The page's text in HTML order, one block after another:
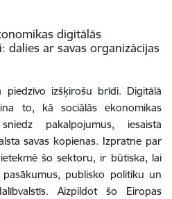
digitālās
dalies ar savas organizācijas
piedzīvo izšķirošu brīdi. Digitālā
to, kā sociālās ekonomikas
pakalpojumus, iesaista
savas kopienas. Izpratne par
šo sektoru, ir būtiska, lai
publisko politiku un
Aizpildot šo Eiropas